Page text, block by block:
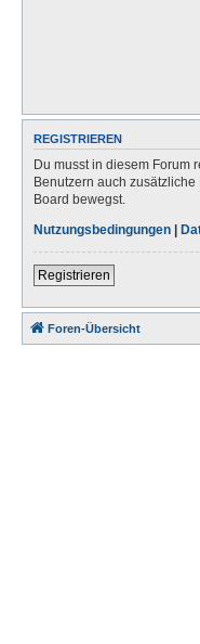
REGISTRIEREN
Du musst in diesem Forum
Benutzern auch
Board bewegst.
Nutzungsbedingungen |
Registrieren
Foren-Übersicht